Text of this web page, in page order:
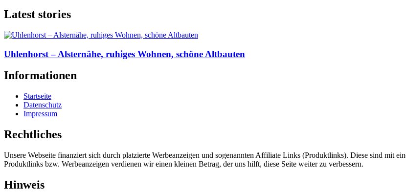
Latest stories
Uhlenhorst – Alsternähe, ruhiges Wohnen, schöne Altbauten
Informationen
Startseite
Datenschutz
Impressum
Rechtliches
Unsere Webseite finanziert sich durch platzierte Werbeanzeigen und sogenannten Affiliate Links (Produktlinks). Diese sind mit
Produktlinks bzw. Werbeanzeigen verdienen wir einen kleinen Betrag, der uns hilft, diese Seite weiter zu verbessern.
Hinweis